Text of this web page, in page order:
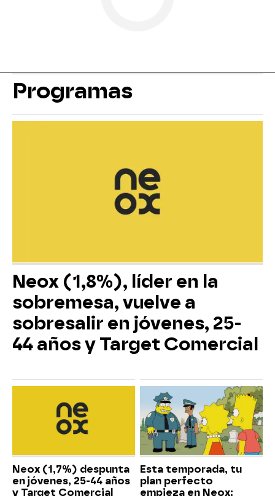
Programas
Neox (1,8%), líder en la
sobremesa, vuelve a
sobresalir en jóvenes, 25-
44 años y Target Comercial
Neox (1,7%) despunta
en jóvenes, 25-44 años
y Target Comercial
Esta temporada, tu
plan perfecto
empieza en Neox: